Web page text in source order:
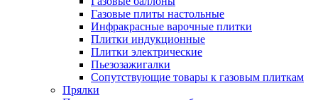
Газовые плиты настольные
Инфракрасные варочные плитки
Плитки индукционные
Плитки электрические
Пьезозажигалки
Сопутствующие товары к газовым плиткам
Прялки